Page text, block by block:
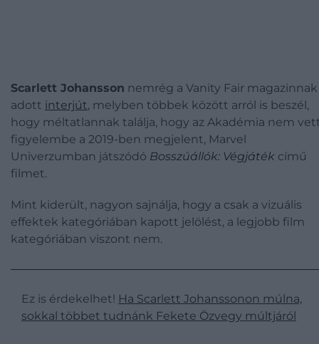
Scarlett Johansson nemrég a Vanity Fair magazinnak
adott interjút, melyben többek között arról is beszél,
hogy méltatlannak találja, hogy az Akadémia nem
figyelembe a 2019-ben megjelent, Marvel
Univerzumban játszódó Bosszúállók: Végjáték című
filmet.
Mint kiderült, nagyon sajnálja, hogy a csak a vizuális
effektek kategóriában kapott jelölést, a legjobb film
kategóriában viszont nem.
Ez is érdekelhet! Ha Scarlett Johanssonon múlna,
sokkal többet tudnánk Fekete Özvegy múltjáról